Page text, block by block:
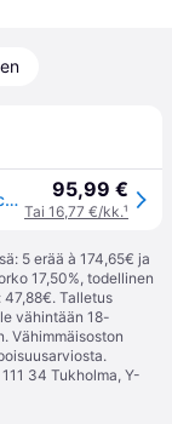
vidaXL Työpöytä ruskea tammi 90x50x74 cm tekninen puu 95,99 €
Tai 16,77 €/kk.¹
5 erää à 174,65€ ja
17,50%, todellinen
47,88€. Talletus
vähintään 18-
Vähimmäisoston
34 Tukholma, Y-